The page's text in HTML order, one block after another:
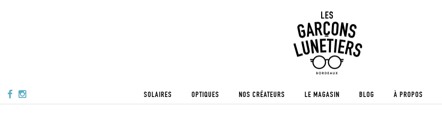
SOLAIRES OPTIQUES NOS CRÉATEURS LE MAGASIN BLOG À PROPOS